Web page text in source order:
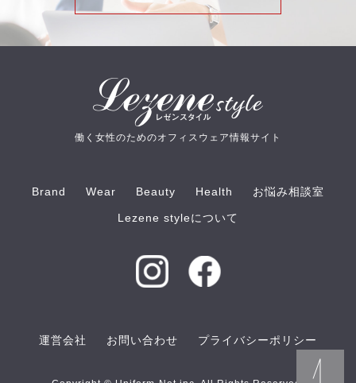
働く女性のためのオフィスウェア情報サイト
Brand Wear Beauty Health お悩み相談室
Lezene styleについて
運営会社 お問い合わせ プライバシーポリシー